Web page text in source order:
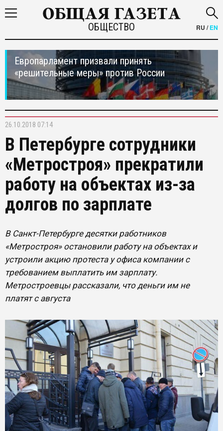
ОБЩЕСТВО RU /EN
Европарламент призвали принять
«решительные меры» против России
26.10.2018 07:14
В Петербурге сотрудники
«Метростроя» прекратили
работу на объектах из-за
долгов по зарплате
В Санкт-Петербурге десятки работников
«Метростроя» остановили работу на объектах и
устроили акцию протеста у офиса компании с
требованием выплатить им зарплату.
Метростроевцы рассказали, что деньги им не
платят с августа